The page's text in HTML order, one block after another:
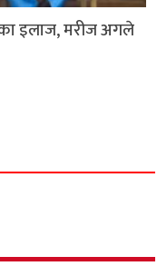
का इलाज, मरीज अगले